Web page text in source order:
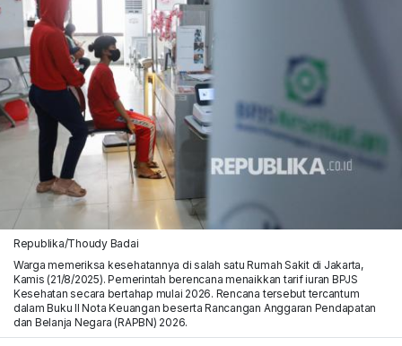
Republika/Thoudy Badai
Warga memeriksa kesehatannya di salah satu Rumah Sakit di Jakarta,
Kamis (21/8/2025). Pemerintah berencana menaikkan tarif iuran BPJS
Kesehatan secara bertahap mulai 2026. Rencana tersebut tercantum
dalam Buku II Nota Keuangan beserta Rancangan Anggaran Pendapatan
dan Belanja Negara (RAPBN) 2026.